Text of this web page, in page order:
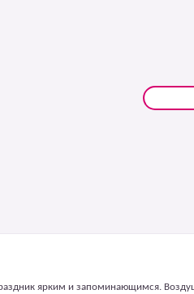
ярким и запоминающимся.